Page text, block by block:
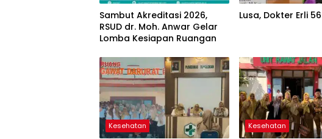
Sambut Akreditasi 2026,
RSUD dr. Moh. Anwar Gelar
Lomba Kesiapan Ruangan
Lusa, Dokter Erli 56
Kesehatan Kesehatan